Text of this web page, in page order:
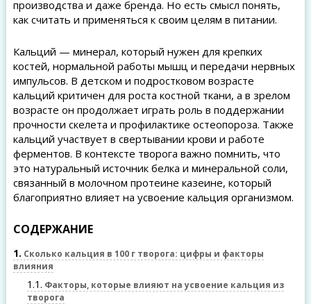
производства и даже бренда. Но есть смысл понять,
как считать и применяться к своим целям в питании.
Кальций — минерал, который нужен для крепких
костей, нормальной работы мышц и передачи нервных
импульсов. В детском и подростковом возрасте
кальций критичен для роста костной ткани, а в зрелом
возрасте он продолжает играть роль в поддержании
прочности скелета и профилактике остеопороза. Также
кальций участвует в свертывании крови и работе
ферментов. В контексте творога важно помнить, что
это натуральный источник белка и минеральной соли,
связанный в молочном протеине казеине, который
благоприятно влияет на усвоение кальция организмом.
СОДЕРЖАНИЕ
1 Сколько кальция в 100 г творога: цифры и факторы
влияния
1.1 Факторы, которые влияют на усвоение кальция из
творога